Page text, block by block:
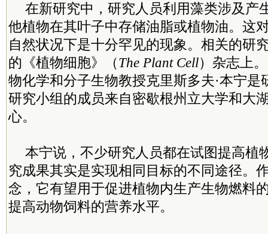
在新研究中，研究人员利用藻类涉及产
他植物在其叶子中存储油脂或植物油。这
自然状况下是十分罕见的现象。相关的研
的《植物细胞》（The Plant Cell）杂志上
物化学和分子生物教授克里斯多夫·本宁是
研究小组的成员来自密歇根州立大学和大
心。
本宁说，不少研究人员都在试图提高植
究成果其实是实现相同目标的不同途径。
念，它有望用于促进植物内生产生物燃料
提高动物饲料的营养水平。